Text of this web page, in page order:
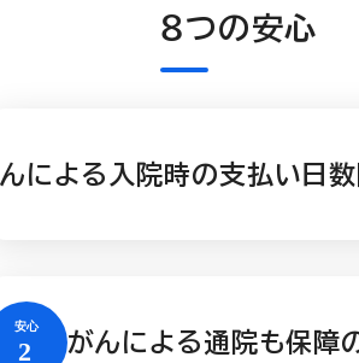
８つの安心
による入院時の支払い日数
がんによる通院も保障